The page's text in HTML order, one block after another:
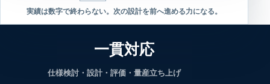
実績は数字で終わらない。次の設計を前へ進める力になる。
AMDTINV-SH400A2/SiCを表示しました。
一貫対応
仕様検討・設計・評価・量産立ち上げ